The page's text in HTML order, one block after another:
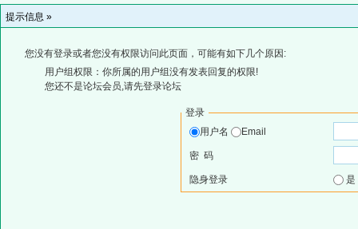
提示信息 »
您没有登录或者您没有权限访问此页面，可能有如下几个原因:
用户组权限：你所属的用户组没有发表回复的权限!
您还不是论坛会员,请先登录论坛
登录
用户名
Email
密 码
隐身登录